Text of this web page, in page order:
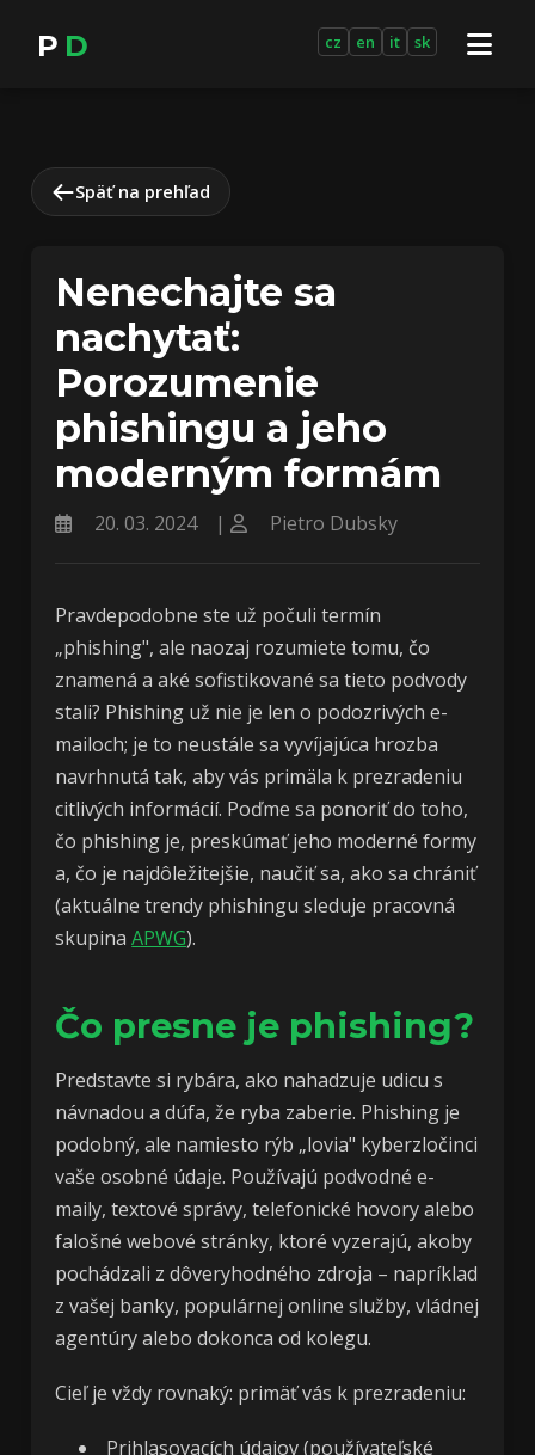
P D cz en it sk
Späť na prehľad
Nenechajte sa
nachytať:
Porozumenie
phishingu a jeho
moderným formám
20. 03. 2024 | Pietro Dubsky
Pravdepodobne ste už počuli termín
„phishing", ale naozaj rozumiete tomu, čo
znamená a aké sofistikované sa tieto podvody
stali? Phishing už nie je len o podozrivých e-
mailoch; je to neustále sa vyvíjajúca hrozba
navrhnutá tak, aby vás primäla k prezradeniu
citlivých informácií. Poďme sa ponoriť do toho,
čo phishing je, preskúmať jeho moderné formy
a, čo je najdôležitejšie, naučiť sa, ako sa chrániť
(aktuálne trendy phishingu sleduje pracovná
skupinaAPWG).
Čo presne je phishing?
Predstavte si rybára, ako nahadzuje udicu s
návnadou a dúfa, že ryba zaberie. Phishing je
podobný, ale namiesto rýb „lovia" kyberzločinci
vaše osobné údaje. Používajú podvodné e-
maily, textové správy, telefonické hovory alebo
falošné webové stránky, ktoré vyzerajú, akoby
pochádzali z dôveryhodného zdroja – napríklad
z vašej banky, populárnej online služby, vládnej
agentúry alebo dokonca od kolegu.
Cieľ je vždy rovnaký: primäť vás k prezradeniu:
Prihlasovacích údajov (používateľské